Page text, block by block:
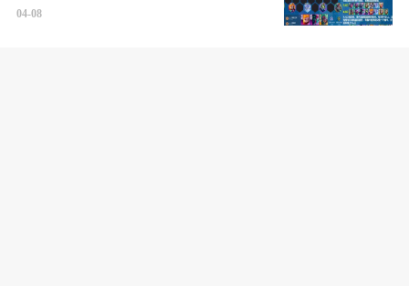
04-08